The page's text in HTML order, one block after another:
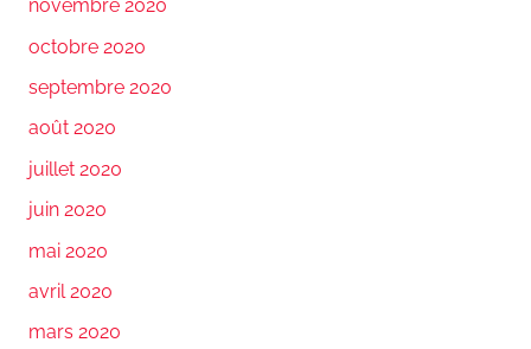
novembre 2020
octobre 2020
septembre 2020
août 2020
juillet 2020
juin 2020
mai 2020
avril 2020
mars 2020